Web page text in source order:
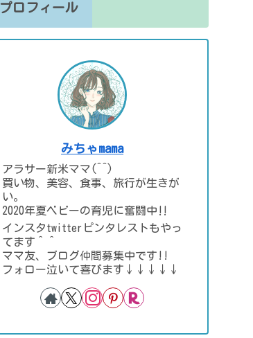
プロフィール
みちゃmama
アラサー新米ママ(^^)
買い物、美容、食事、旅行が生きが
い。
2020年夏ベビーの育児に奮闘中‼
インスタtwitterピンタレストもやっ
てます＾＾
ママ友、ブログ仲間募集中です!!
フォロー泣いて喜びます↓↓↓↓↓